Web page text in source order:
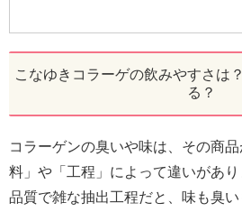
こなゆきコラーゲの飲みやすさは
る？
コラーゲンの臭いや味は、その商
料」や「工程」によって違いがあ
品質で雑な抽出工程だと、味も臭い